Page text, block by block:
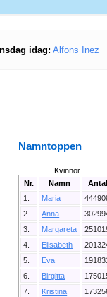
idag: Alfons Inez
Namntoppen
Kvinnor
Nr.
Namn
Antal
1.
Maria
2.
Anna
3.
Margareta
4.
Elisabeth
5.
Eva
6.
Birgitta
7.
Kristina